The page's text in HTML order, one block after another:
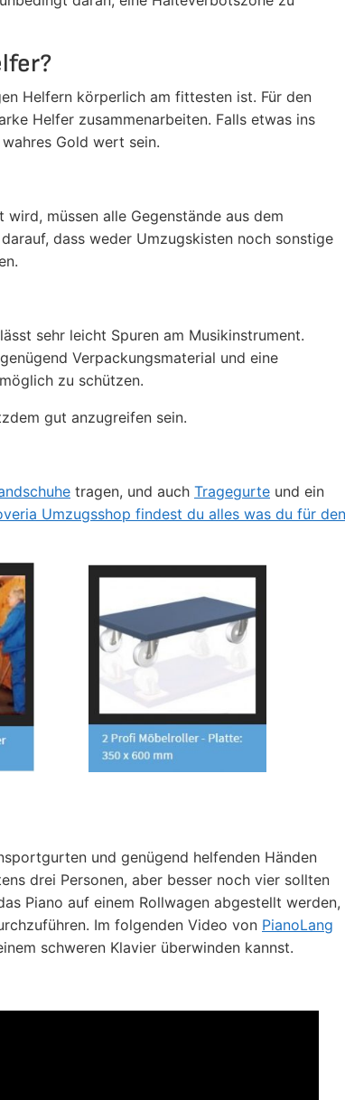
Helfern körperlich am fittesten ist. Für den
Helfer zusammenarbeiten. Falls etwas ins
Gold wert sein.
müssen alle Gegenstände aus dem
dass weder Umzugskisten noch sonstige
sehr leicht Spuren am Musikinstrument.
Verpackungsmaterial und eine
zu schützen.
gut anzugreifen sein.
tragen, und auch Tragegurte und ein
Umzugsshop findest du alles was du für den
und genügend helfenden Händen
drei Personen, aber besser noch vier sollten
Piano auf einem Rollwagen abgestellt werden,
Im folgenden Video von PianoLang
schweren Klavier überwinden kannst.